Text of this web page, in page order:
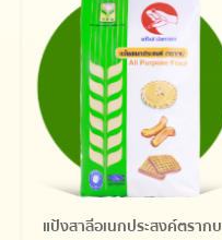
แป้งสาลีอเนกประสงค์ตรากบ